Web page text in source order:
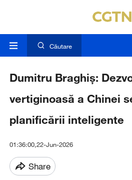
Căutare
Dumitru Braghiș:
vertiginoasă a Chinei
planificării inteligente
01:36:00,22-Jun-2026
Share